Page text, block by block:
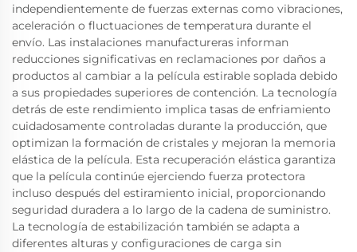
independientemente de fuerzas externas como vibraciones,
aceleración o fluctuaciones de temperatura durante el
envío. Las instalaciones manufactureras informan
reducciones significativas en reclamaciones por daños a
productos al cambiar a la película estirable soplada debido
a sus propiedades superiores de contención. La tecnología
detrás de este rendimiento implica tasas de enfriamiento
cuidadosamente controladas durante la producción, que
optimizan la formación de cristales y mejoran la memoria
elástica de la película. Esta recuperación elástica garantiza
que la película continúe ejerciendo fuerza protectora
incluso después del estiramiento inicial, proporcionando
seguridad duradera a lo largo de la cadena de suministro.
La tecnología de estabilización también se adapta a
diferentes alturas y configuraciones de carga sin